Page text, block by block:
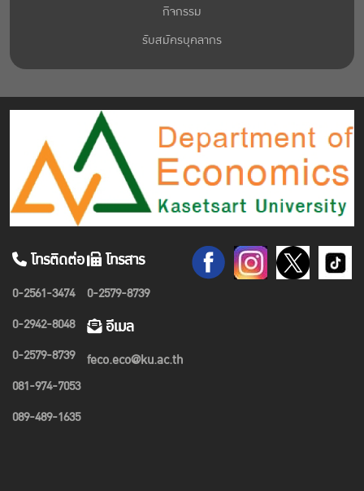
กิจกรรม
รับสมัครบุคลากร
โทรติดต่อ
0-2561-3474
0-2942-8048
0-2579-8739
081-974-7053
089-489-1635
โทรสาร
0-2579-8739
อีเมล
feco.eco@ku.ac.th